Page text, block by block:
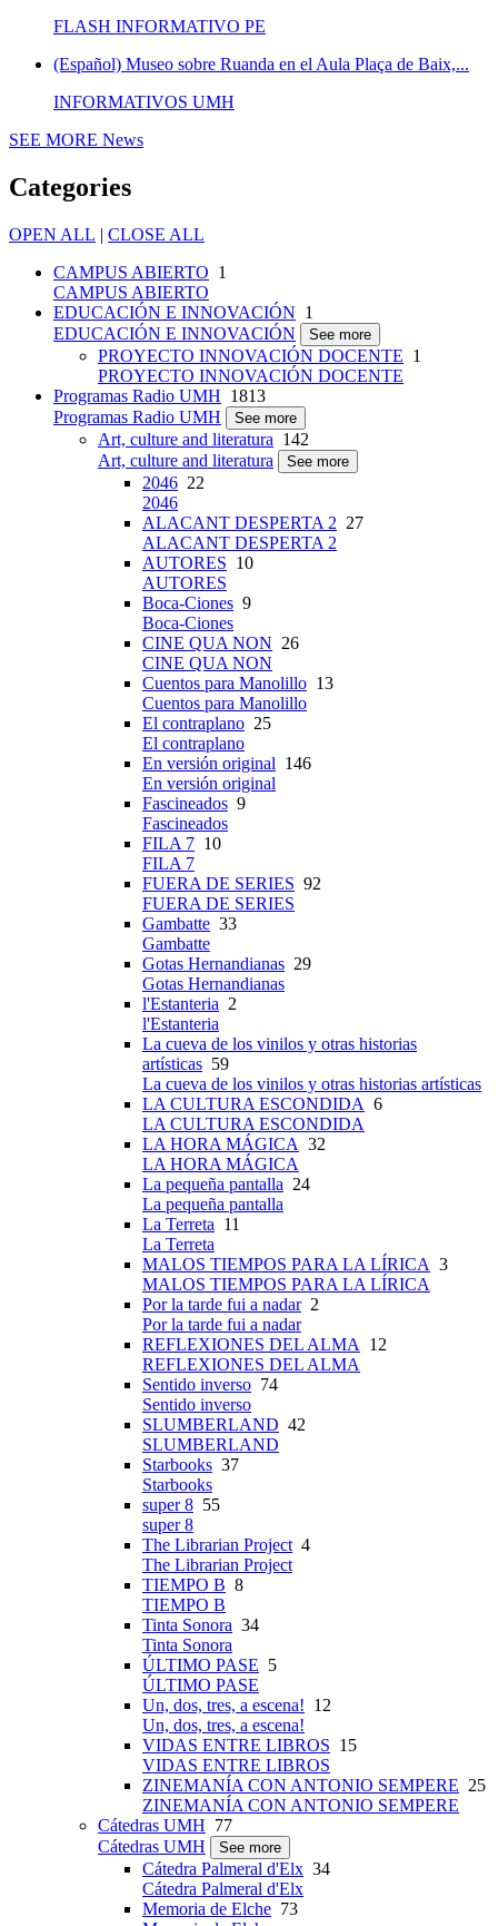
FLASH INFORMATIVO PE
(Español) Museo sobre Ruanda en el Aula Plaça de Baix,...
INFORMATIVOS UMH
SEE MORE News
Categories
OPEN ALL | CLOSE ALL
CAMPUS ABIERTO 1
CAMPUS ABIERTO
EDUCACIÓN E INNOVACIÓN 1
EDUCACIÓN E INNOVACIÓN
See more
PROYECTO INNOVACIÓN DOCENTE 1
PROYECTO INNOVACIÓN DOCENTE
Programas Radio UMH 1813
Programas Radio UMH
See more
Art, culture and literatura 142
Art, culture and literatura
See more
2046 22
2046
ALACANT DESPERTA 2 27
ALACANT DESPERTA 2
AUTORES 10
AUTORES
Boca-Ciones 9
Boca-Ciones
CINE QUA NON 26
CINE QUA NON
Cuentos para Manolillo 13
Cuentos para Manolillo
El contraplano 25
El contraplano
En versión original 146
En versión original
Fascineados 9
Fascineados
FILA 7 10
FILA 7
FUERA DE SERIES 92
FUERA DE SERIES
Gambatte 33
Gambatte
Gotas Hernandianas 29
Gotas Hernandianas
l'Estanteria 2
l'Estanteria
La cueva de los vinilos y otras historias
artísticas 59
La cueva de los vinilos y otras historias artísticas
LA CULTURA ESCONDIDA 6
LA CULTURA ESCONDIDA
LA HORA MÁGICA 32
LA HORA MÁGICA
La pequeña pantalla 24
La pequeña pantalla
La Terreta 11
La Terreta
MALOS TIEMPOS PARA LA LÍRICA 3
MALOS TIEMPOS PARA LA LÍRICA
Por la tarde fui a nadar2
Por la tarde fui a nadar
REFLEXIONES DEL ALMA
12
REFLEXIONES DEL ALMA
Sentido inverso 74
Sentido inverso
SLUMBERLAND 42
SLUMBERLAND
Starbooks 37
Starbooks
super 8 55
super 8
The Librarian Project 4
The Librarian Project
TIEMPO B 8
TIEMPO B
Tinta Sonora 34
Tinta Sonora
ÚLTIMO PASE 5
ÚLTIMO PASE
Un, dos, tres, a escena! 12
Un, dos, tres, a escena!
VIDAS ENTRE LIBROS 15
VIDAS ENTRE LIBROS
ZINEMANÍA CON ANTONIO SEMPERE 25
ZINEMANÍA CON ANTONIO SEMPERE
Cátedras UMH 77
Cátedras UMH
See more
Cátedra Palmeral d'Elx 34
Cátedra Palmeral d'Elx
Memoria de Elche 73